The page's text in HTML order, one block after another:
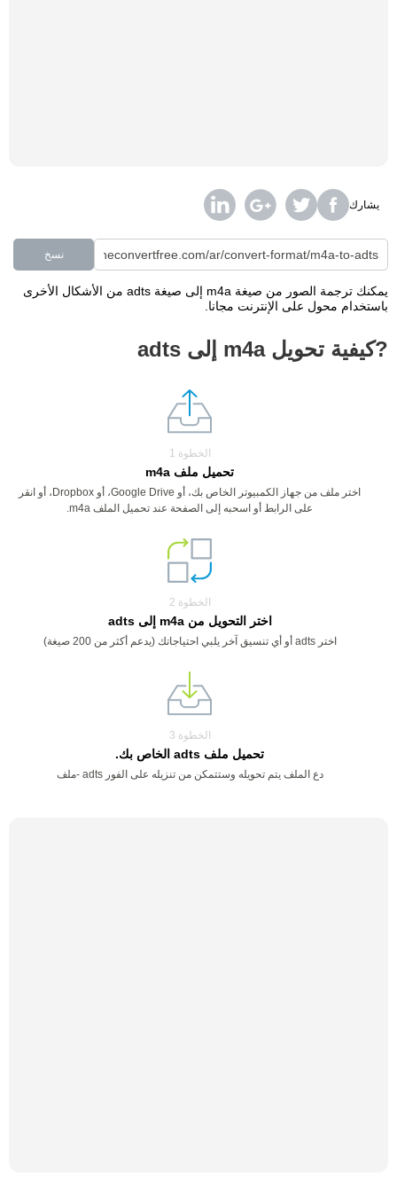
يشارك
نسخ
يمكنك ترجمة الصور من صيغة m4a إلى صيغة adts من الأشكال الأخرى
باستخدام محول على الإنترنت مجانا.
?كيفية تحويل m4a إلى adts
الخطوة 1
تحميل ملف m4a
اختر ملف من جهاز الكمبيوتر الخاص بك، أو Google Drive، أو Dropbox، أو انقر
على الرابط أو اسحبه إلى الصفحة عند تحميل الملف m4a.
الخطوة 2
اختر التحويل من m4a إلى adts
اختر adts أو أي تنسيق آخر يلبي احتياجاتك (يدعم أكثر من 200 صيغة)
الخطوة 3
تحميل ملف adts الخاص بك.
دع الملف يتم تحويله وستتمكن من تنزيله على الفور adts -ملف